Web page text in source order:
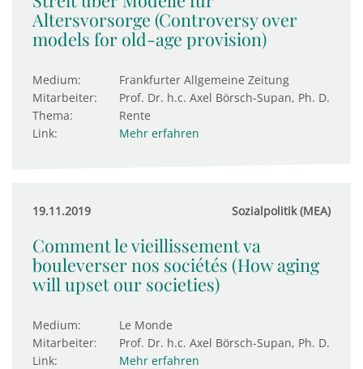
Altersvorsorge (Controversy over
models for old-age provision)
Medium:
Frankfurter Allgemeine Zeitung
Mitarbeiter:
Prof. Dr. h.c. Axel Börsch-Supan, Ph. D.
Thema:
Rente
Link:
Mehr erfahren
19.11.2019 Sozialpolitik (MEA)
Comment le vieillissement va
bouleverser nos sociétés (How aging
will upset our societies)
Medium:
Le Monde
Mitarbeiter:
Prof. Dr. h.c. Axel Börsch-Supan, Ph. D.
Link:
Mehr erfahren